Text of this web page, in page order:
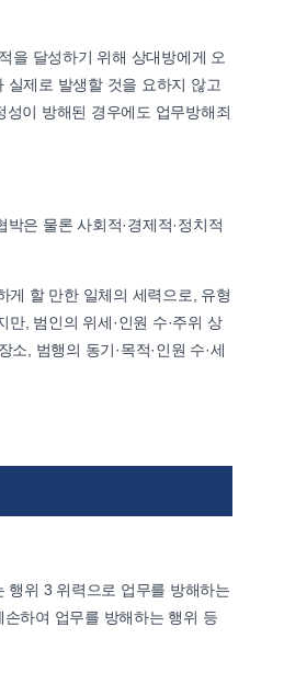
을 달성하기 위해 상대방에게 오
실제로 발생할 것을 요하지 않고
이 방해된 경우에도 업무방해죄
은 물론 사회적·경제적·정치적
게 할 만한 일체의 세력으로, 유형
, 범인의 위세·인원 수·주위 상
, 범행의 동기·목적·인원 수·세
행위 3 위력으로 업무를 방해하는
하여 업무를 방해하는 행위 등